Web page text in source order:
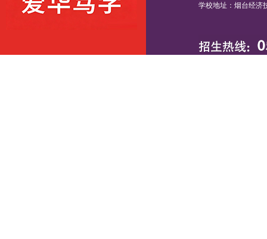
学校地址：烟台经济